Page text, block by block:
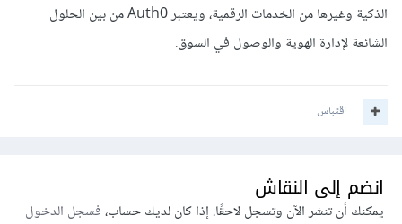
الذكية وغيرها من الخدمات الرقمية، ويعتبر Auth0 من بين الحلول
الشائعة لإدارة الهوية والوصول في السوق.
اقتباس
انضم إلى النقاش
يمكنك أن تنشر الآن وتسجل لاحقًا. إذا كان لديك حساب،فسجل الدخول